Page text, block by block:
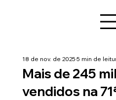
Mais de 245
vendidos na
18 de nov. de 20255 min de